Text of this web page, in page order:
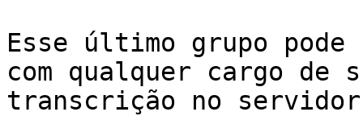
Esse último grupo pode
com qualquer cargo de
transcrição no